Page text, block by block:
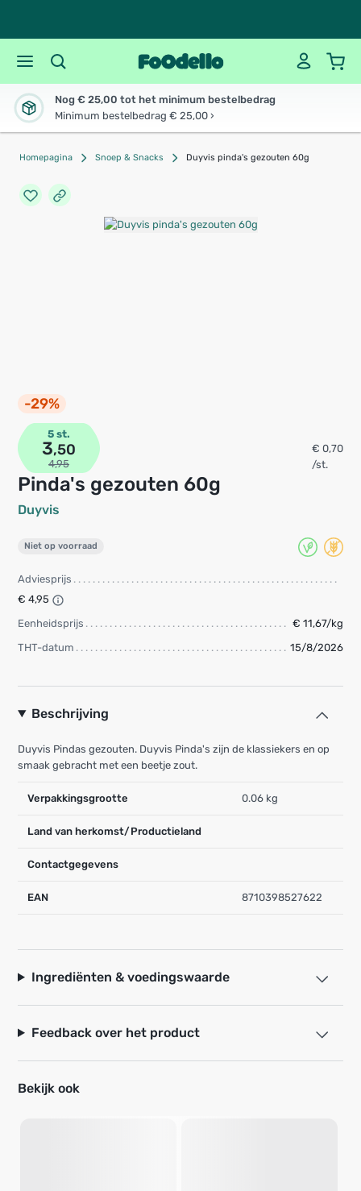
Nog € 25,00 tot het minimum bestelbedrag
Minimum bestelbedrag € 25,00 ›
Homepagina Snoep & Snacks Duyvis pinda's gezouten 60g
-29%
pinda's gezouten 60g
Duyvis
5 st.
3,50
4,95
€ 0,70
/st.
Niet op voorraad
Adviesprijs
€ 4,95
Eenheidsprijs
€ 11,67/kg
THT-datum
15/8/2026
Beschrijving
Duyvis Pindas gezouten. Duyvis Pinda's zijn de klassiekers en op
smaak gebracht met een beetje zout.
Verpakkingsgrootte 0.06 kg
Land van herkomst/Productieland
Contactgegevens
EAN 8710398527622
Ingrediënten & voedingswaarde
Feedback over het product
Bekijk ook